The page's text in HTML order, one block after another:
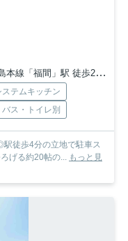
本線「福間」駅 徒歩29分
ステムキッチン
バス・トイレ別
徒歩4分の立地で駐車ス
げる約20帖の... もっと見